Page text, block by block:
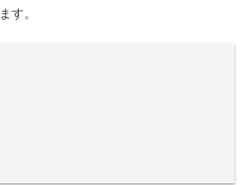
す。